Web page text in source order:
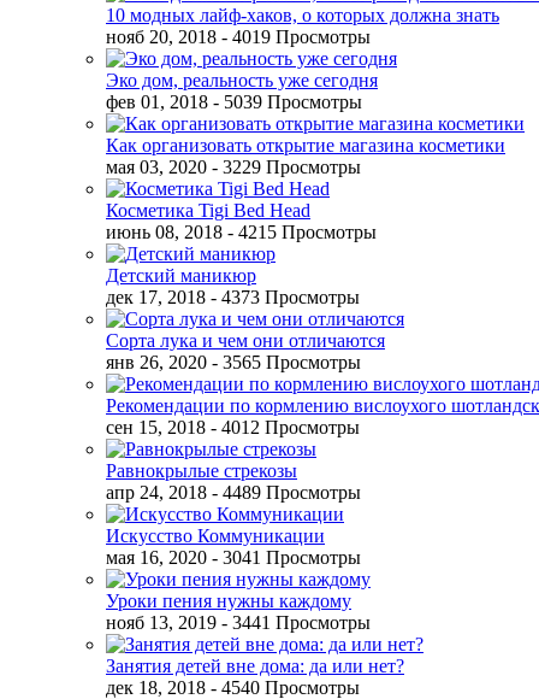
10 модных лайф-хаков, о которых должна знать
нояб 20, 2018 - 4019 Просмотры
Эко дом, реальность уже сегодня
фев 01, 2018 - 5039 Просмотры
Как организовать открытие магазина косметики
мая 03, 2020 - 3229 Просмотры
Косметика Tigi Bed Head
июнь 08, 2018 - 4215 Просмотры
Детский маникюр
дек 17, 2018 - 4373 Просмотры
Сорта лука и чем они отличаются
янв 26, 2020 - 3565 Просмотры
Рекомендации по кормлению вислоухого
сен 15, 2018 - 4012 Просмотры
Равнокрылые стрекозы
апр 24, 2018 - 4489 Просмотры
Искусство Коммуникации
мая 16, 2020 - 3041 Просмотры
Уроки пения нужны каждому
нояб 13, 2019 - 3441 Просмотры
Занятия детей вне дома: да или нет?
дек 18, 2018 - 4540 Просмотры